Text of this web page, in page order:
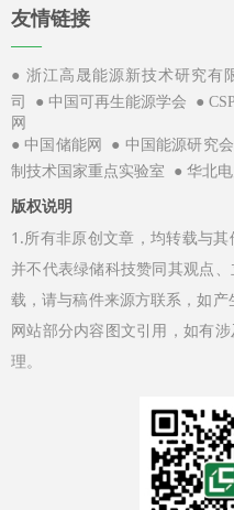
友情链接
——
●浙江高晟能源新技术研究有
司
● 中国可再生能源学会 ●
网
●中国储能网 ● 中国能源研究会
制技术国家重点实验室
● 华北
版权说明
1.所有非原创文章，均转载与
并不代表绿储科技赞同其观点
载，请与稿件来源方联系，如
网站部分内容图文引用，如有
理。